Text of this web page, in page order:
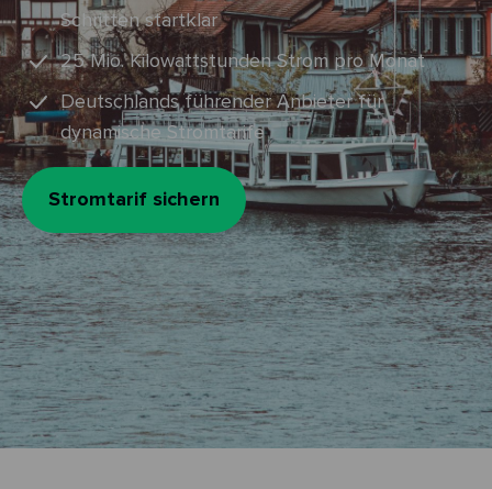
Schritten startklar
25 Mio. Kilowattstunden Strom pro Monat
Deutschlands führender Anbieter für
dynamische Stromtarife
Stromtarif sichern